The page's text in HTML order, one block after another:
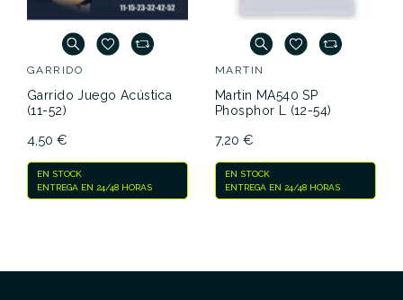
GARRIDO
Garrido Juego Acústica
(11-52)
4,50 €
EN STOCK
ENTREGA EN 24/48 HORAS
MARTIN
Martin MA540 SP
Phosphor L (12-54)
7,20 €
EN STOCK
ENTREGA EN 24/48 HORAS